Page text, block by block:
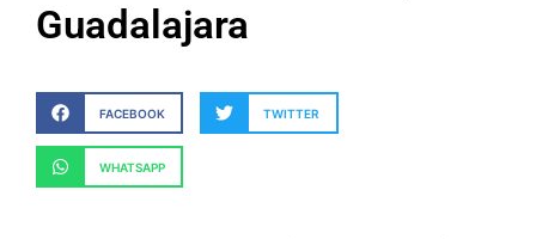
Guadalajara
FACEBOOK TWITTER
WHATSAPP